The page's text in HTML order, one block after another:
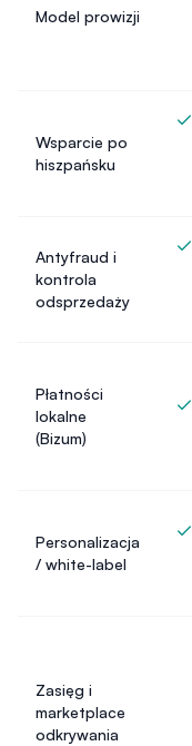
Model prowizji
Wsparcie po
hiszpańsku
Antyfraud i
kontrola
odsprzedaży
Płatności
lokalne
(Bizum)
Personalizacja
/ white-label
Zasięg i
marketplace
odkrywania